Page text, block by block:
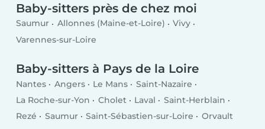
Baby-sitters près de chez moi
Saumur Allonnes (Maine-et-Loire)
Vivy
Varennes-sur-Loire
Baby-sitters à Pays de la Loire
Nantes Angers Le Mans
Saint-Nazaire
La Roche-sur-Yon
Cholet Laval
Saint-Herblain
Rezé
Saumur Saint-Sébastien-sur-Loire Orvault